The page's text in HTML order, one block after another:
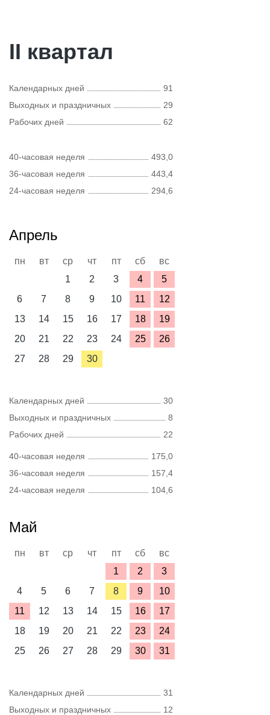
II квартал
Календарных дней
91
Выходных и праздничных
29
Рабочих дней
62
40-часовая неделя
493,0
36-часовая неделя
443,4
24-часовая неделя
294,6
Апрель
пн вт ср чт пт сб
вс
1
2 3 4
5
6
7 8 9 10 11
12
13
14 15 16 17 18
19
20
21 22 23 24 25
26
27
28 29 30
Календарных дней
30
Выходных и праздничных
8
Рабочих дней
22
40-часовая неделя
175,0
36-часовая неделя
157,4
24-часовая неделя
104,6
Май
пн вт ср чт пт сб
вс
1
2
3
4
5 6 7 8 9
10
11
12 13 14 15 16
17
18
19 20 21 22 23
24
25
26 27 28 29 30 31
Календарных дней
31
Выходных и праздничных
12